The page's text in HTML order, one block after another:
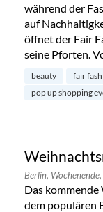
während der
auf
öffnet der Fair
seine Pforten.
beauty fair
pop up shopping
Berlin, Wochenende,
Das
dem populären